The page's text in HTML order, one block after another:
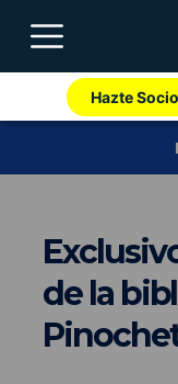
Hazte Socio
de la